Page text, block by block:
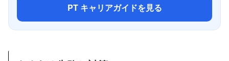
PT キャリアガイドを見る